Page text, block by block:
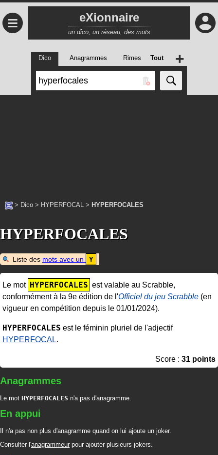
≡ eXionnaire
un dico, un réseau, des mots
Dico Anagrammes Rimes Tout +
> Dico > HYPERFOCAL > HYPERFOCALES
HYPERFOCALES
Liste des mots avec un Y
Le mot HYPERFOCALES est valable au Scrabble,
conformément à la 9e édition de l'Officiel du jeu Scrabble (en
vigueur en compétition depuis le 01/01/2024).
HYPERFOCALES est le féminin pluriel de l'adjectif
HYPERFOCAL.
Score : 31 points
Anagrammes
Le mot HYPERFOCALES n'a pas d'anagramme.
En appui
Il n'a pas non plus d'anagramme quand on lui ajoute un joker.
Consulter l'anagrammeur pour ajouter plusieurs jokers.